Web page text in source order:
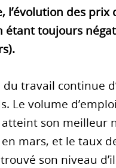
l’évolution des prix
étant toujours
du travail continue
Le volume
son meilleur
mars, et le taux
son niveau